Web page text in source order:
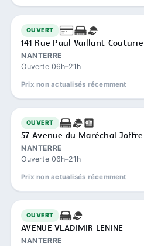
OUVERT
141 Rue Paul Vaillant-
NANTERRE
Ouverte 06h–21h
Prix non actualisés récemment
OUVERT
57 Avenue du Maréchal Joffre
NANTERRE
Ouverte 06h–21h
Prix non actualisés récemment
OUVERT
AVENUE VLADIMIR LENINE
NANTERRE